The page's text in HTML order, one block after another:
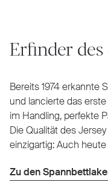
Erfinder
Bereits 1974 erkannte
und lancierte das
im Handling, perfekte
Die Qualität des
einzigartig: Auch
Zu den